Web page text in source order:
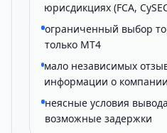
юрисдикциях (FCA,
ограниченный выбор
только MT4
мало независимых
информации о компании
неясные условия
возможные задержки